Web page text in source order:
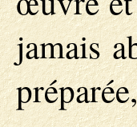
jamais